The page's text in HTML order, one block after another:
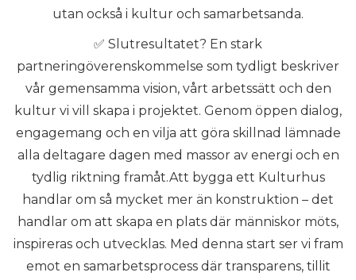
utan också i kultur och samarbetsanda.
✅ Slutresultatet? En stark
partneringöverenskommelse som tydligt beskriver
vår gemensamma vision, vårt arbetssätt och den
kultur vi vill skapa i projektet. Genom öppen dialog,
engagemang och en vilja att göra skillnad lämnade
alla deltagare dagen med massor av energi och en
tydlig riktning framåt.Att bygga ett Kulturhus
handlar om så mycket mer än konstruktion – det
handlar om att skapa en plats där människor möts,
inspireras och utvecklas. Med denna start ser vi fram
emot en samarbetsprocess där transparens, tillit